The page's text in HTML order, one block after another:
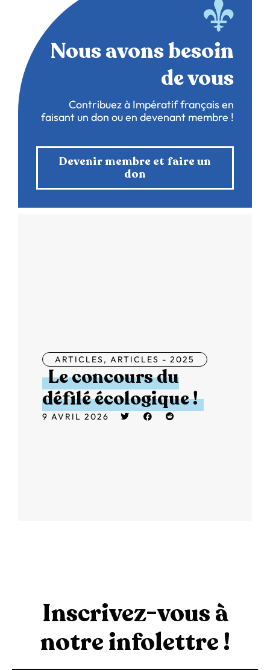
Nous avons besoin
de vous
Contribuez à Impératif français en
faisant un don ou en devenant membre !
Devenir membre et faire un
don
ARTICLES, ARTICLES - 2025
Le concours du
défilé écologique !
9 AVRIL 2026
Inscrivez-vous à
notre infolettre !